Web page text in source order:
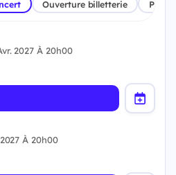
Ouverture billetterie
2027 À 20h00
À 20h00